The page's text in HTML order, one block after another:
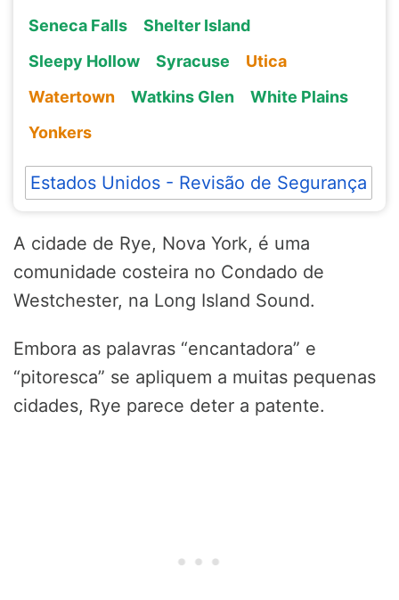
Seneca Falls
Shelter Island
Sleepy Hollow
Syracuse
Utica
Watertown
Watkins Glen
White Plains
Yonkers
Estados Unidos - Revisão de Segurança
A cidade de Rye, Nova York, é uma
comunidade costeira no Condado de
Westchester, na Long Island Sound.
Embora as palavras “encantadora” e
“pitoresca” se apliquem a muitas pequenas
cidades, Rye parece deter a patente.